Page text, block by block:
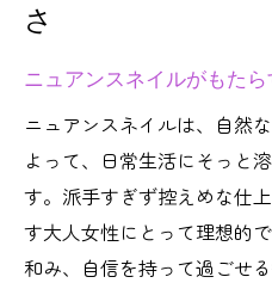
さ
ニュアンスネイルがもた
ニュアンスネイルは、自然
よって、日常生活にそっと
す。派手すぎず控えめな仕
す大人女性にとって理想的
和み、自信を持って過ごせ